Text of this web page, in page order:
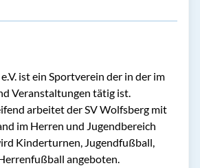
ist ein Sportverein der in der im
Veranstaltungen tätig ist.
arbeitet der SV Wolfsberg mit
im Herren und Jugendbereich
Kinderturnen, Jugendfußball,
angeboten.